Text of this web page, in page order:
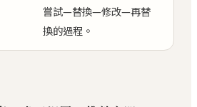
嘗試—替換—修改—再替
換的過程。